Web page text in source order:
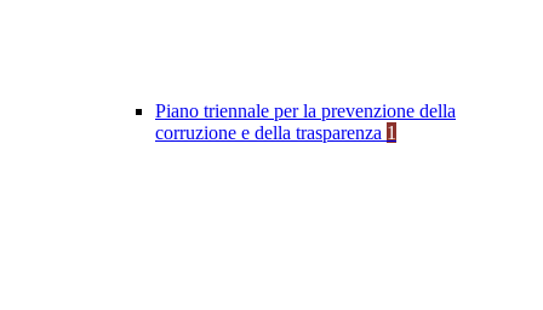
Piano triennale per la prevenzione della
corruzione e della trasparenza 1